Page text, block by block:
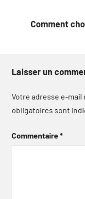
Comment
Laisser un
Votre adresse e-mail
obligatoires sont
Commentaire*